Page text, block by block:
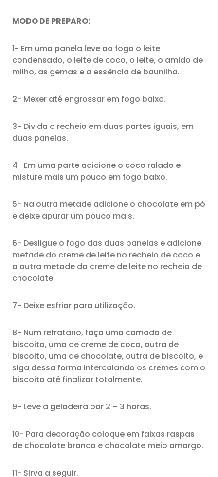
MODO DE PREPARO:
1- Em uma panela leve ao fogo o leite
condensado, o leite de coco, o leite, o amido de
milho, as gemas e a essência de baunilha.
2- Mexer até engrossar em fogo baixo.
3- Divida o recheio em duas partes iguais, em
duas panelas.
4- Em uma parte adicione o coco ralado e
misture mais um pouco em fogo baixo.
5- Na outra metade adicione o chocolate em pó
e deixe apurar um pouco mais.
6- Desligue o fogo das duas panelas e adicione
metade do creme de leite no recheio de coco e
a outra metade do creme de leite no recheio de
chocolate.
7- Deixe esfriar para utilização.
8- Num refratário, faça uma camada de
biscoito, uma de creme de coco, outra de
biscoito, uma de chocolate, outra de biscoito, e
siga dessa forma intercalando os cremes com o
biscoito até finalizar totalmente.
9- Leve à geladeira por 2 – 3 horas.
10- Para decoração coloque em faixas raspas
de chocolate branco e chocolate meio amargo.
11- Sirva a seguir.